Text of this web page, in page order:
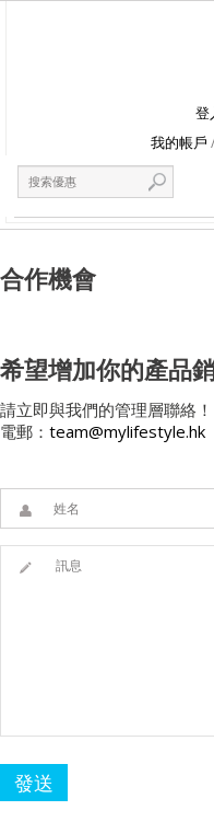
登
我的帳戶
合作機會
希望增加你的產品
請立即與我們的管理層聯絡！
電郵： team@mylifestyle.hk